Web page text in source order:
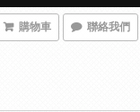
購物車 聯絡我們